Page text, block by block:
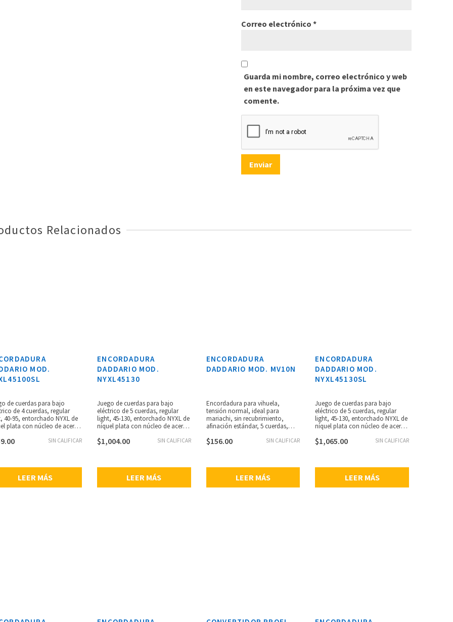
Correo electrónico *
Guarda mi nombre, correo electrónico y web
en este navegador para la próxima vez que
comente.
Relacionados
MOD.
de cuerdas para bajo
de 4 cuerdas, regular
40-95, entorchado NYXL de
plata con núcleo de acero
y gran respuesta
y armónicos
calibres: .045, .065,
SIN CALIFICAR
LEER MÁS
ENCORDADURA
DADDARIO MOD.
NYXL45130
Juego de cuerdas para bajo
eléctrico de 5 cuerdas, regular
light, 45-130, entorchado NYXL de
níquel plata con núcleo de acero
amplio y gran respuesta
potentes, punch centrado y
armónicos acentuados, calibres:
.045, .065, .080, .100, .130.
SIN CALIFICAR
$1,004.00
LEER MÁS
ENCORDADURA
DADDARIO MOD. MV10N
Encordadura para vihuela,
tensión normal, ideal para
mariachi, sin recubrimiento,
afinación estándar, 5 cuerdas,
ProArte de D’Addario, empaque
.0280, .0322, .0280, .0322, .0403.
SIN CALIFICAR
$156.00
LEER MÁS
ENCORDADURA
DADDARIO MOD.
NYXL45130SL
Juego de cuerdas para bajo
eléctrico de 5 cuerdas, regular
light, 45-130, entorchado NYXL de
níquel plata con núcleo de acero
amplio y gran respuesta
centrado y armónicos
acentuados, calibres: .045, .065,
.080, .100, .130.
SIN CALIFICAR
$1,065.00
LEER MÁS